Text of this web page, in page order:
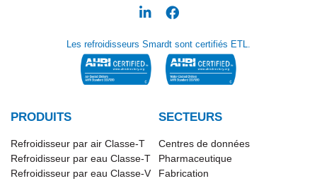
Les refroidisseurs Smardt sont certifiés ETL.
PRODUITS
Refroidisseur par air Classe-T
Refroidisseur par eau Classe-T
Refroidisseur par eau Classe-V
SECTEURS
Centres de données
Pharmaceutique
Fabrication